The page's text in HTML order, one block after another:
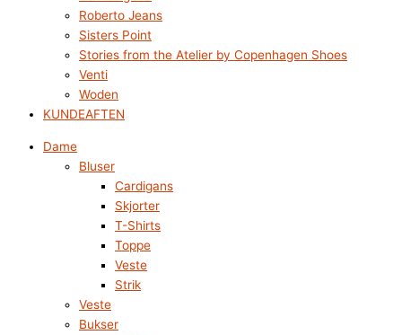
Roberto Jeans
Sisters Point
Stories from the Atelier by Copenhagen Shoes
Venti
Woden
KUNDEAFTEN
Dame
Bluser
Cardigans
Skjorter
T-Shirts
Toppe
Veste
Strik
Veste
Bukser